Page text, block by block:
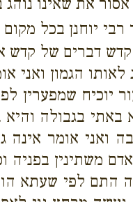
יוחנן בכל
דברים של
הגמון ואני
שמפערין
בגבולה
ואני אומר
משתינין בפניה
התם לפי